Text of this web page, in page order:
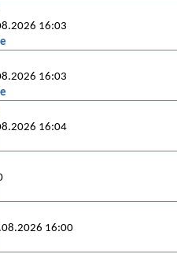
16:03
16:03
16:04
16:00